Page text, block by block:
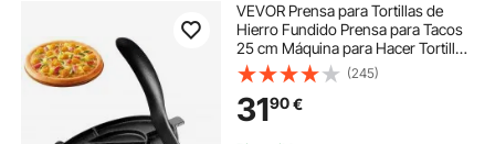
VEVOR Prensa para Tortillas de
Hierro Fundido Prensa para Tacos
25 cm Máquina para Hacer Tortillas
pre-sazonada con 100 Piezas de
Papel Pergamino, Máquina para
Masa para Tortillas de Harina,
Negro
(245)
3190€